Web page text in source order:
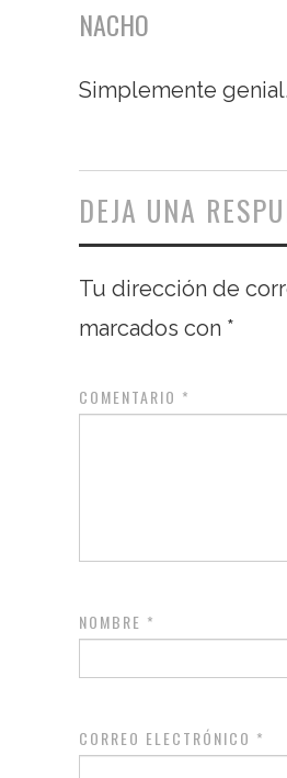
NACHO
Simplemente
DEJA UNA
Tu dirección de
marcados con *
COMENTARIO *
NOMBRE *
CORREO ELECTRÓNICO *